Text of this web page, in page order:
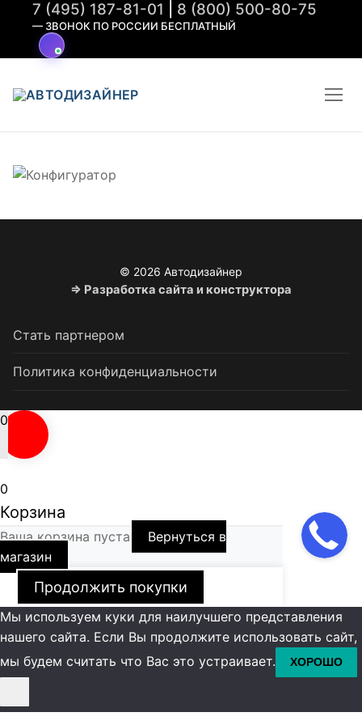
Перейти
содержимому
7 (495) 187-81-01 8 (800) 500-80-75
— ЗВОНОК ПО РОССИИ БЕСПЛАТНЫЙ
© 2026 Автодизайнер
⇒ Разработка сайта и конструктора
Стать партнером
Политика конфиденциальности
0
0
Корзина
Ваша корзина пуста
Вернуться в
магазин
Продолжить покупки
Мы используем куки для наилучшего представления
нашего сайта. Если Вы продолжите использовать сайт,
мы будем считать что Вас это устраивает.
ХОРОШО